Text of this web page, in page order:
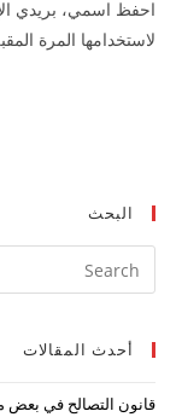
احفظ اسمي، بريدي
لاستخدامها المرة
البحث
أحدث المقالات